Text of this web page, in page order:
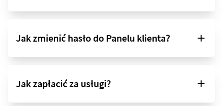
Jak zmienić hasło do Panelu klienta?
Jak zapłacić za usługi?